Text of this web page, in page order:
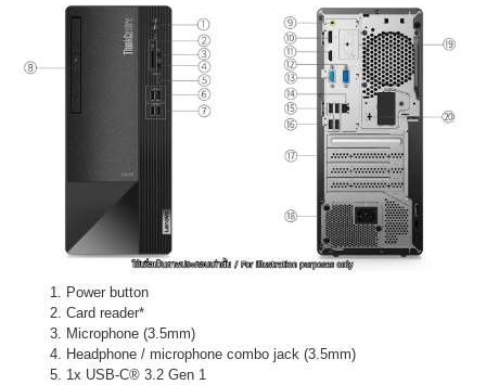
Power button
Card reader*
Microphone (3.5mm)
Headphone / microphone combo jack (3.5mm)
1x USB-C® 3.2 Gen 1